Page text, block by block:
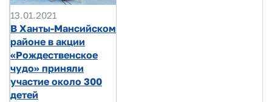
13.01.2021
В Ханты-Мансийском
районе в акции
«Рождественское
чудо» приняли
участие около 300
детей